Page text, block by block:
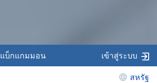
สหรัฐ
แบ็กแกมมอน เข้าสู่ระบบ